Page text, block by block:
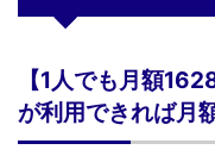
【1人でも月額
が利用できれば月